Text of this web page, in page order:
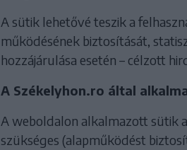
A sütik lehetővé teszik a
működésének biztosítását,
hozzájárulása esetén – célzott
A Székelyhon.ro által
A weboldalon alkalmazott sütik
szükséges (alapműködést